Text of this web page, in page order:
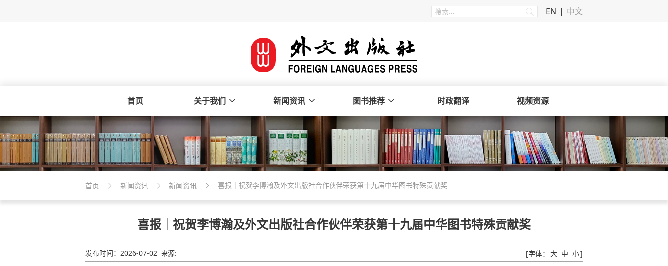
EN 中文
首页 关于我们 新闻资讯 图书推荐 时政翻译 视频资源
首页 新闻资讯 新闻资讯 喜报｜祝贺李博瀚及外文出版社合作伙伴荣获第十九届中华图书特殊贡献奖
喜报｜祝贺李博瀚及外文出版社合作伙伴荣获第十九届中华图书特殊贡献奖
发布时间： 2026-07-02 来源: [字体： 大 中 小]